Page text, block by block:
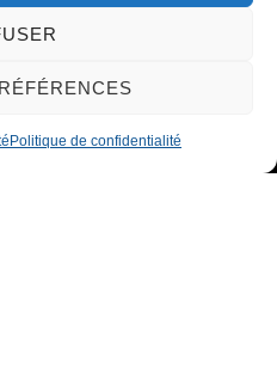
Politique de confidentialité